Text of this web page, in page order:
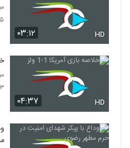
۰۳:۱۲ HD
۰۴:۳۷ HD